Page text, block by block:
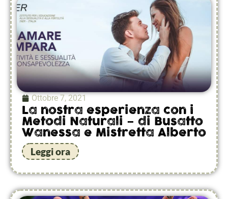
Ottobre 7, 2021
La nostra esperienza con i
Metodi Naturali – di Busatto
Wanessa e Mistretta Alberto
Leggi ora